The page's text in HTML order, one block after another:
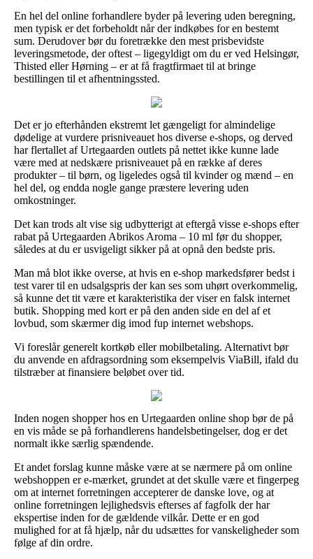
En hel del online forhandlere byder på levering uden beregning,
men typisk er det forbeholdt når der indkøbes for en bestemt
sum. Derudover bør du foretrække den mest prisbevidste
leveringsmetode, der oftest – ligegyldigt om du er ved Helsingør,
Thisted eller Hørning – er at få fragtfirmaet til at bringe
bestillingen til et afhentningssted.
Det er jo efterhånden ekstremt let gængeligt for almindelige
dødelige at vurdere prisniveauet hos diverse e-shops, og derved
har flertallet af Urtegaarden outlets på nettet ikke kunne lade
være med at nedskære prisniveauet på en række af deres
produkter – til børn, og ligeledes også til kvinder og mænd – en
hel del, og endda nogle gange præstere levering uden
omkostninger.
Det kan trods alt vise sig udbytterigt at eftergå visse e-shops efter
rabat på Urtegaarden Abrikos Aroma – 10 ml før du shopper,
således at du er usvigeligt sikker på at opnå den bedste pris.
Man må blot ikke overse, at hvis en e-shop markedsfører bedst i
test varer til en udsalgspris der kan ses som uhørt overkommelig,
så kunne det tit være et karakteristika der viser en falsk internet
butik. Shopping med kort er på den anden side en del af et
lovbud, som skærmer dig imod fup internet webshops.
Vi foreslår generelt kortkøb eller mobilbetaling. Alternativt bør
du anvende en afdragsordning som eksempelvis ViaBill, ifald du
tilstræber at finansiere beløbet over tid.
Inden nogen shopper hos en Urtegaarden online shop bør de på
en vis måde se på forhandlerens handelsbetingelser, dog er det
normalt ikke særlig spændende.
Et andet forslag kunne måske være at se nærmere på om online
webshoppen er e-mærket, grundet at det skulle være et fingerpeg
om at internet forretningen accepterer de danske love, og at
online forretningen lejlighedsvis efterses af fagfolk der har
ekspertise inden for de gældende vilkår. Dette er en god
mulighed for at få hjælp, når du udsættes for vanskeligheder som
følge af din ordre.